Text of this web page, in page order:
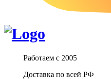
Работаем с 2005
Доставка по всей РФ